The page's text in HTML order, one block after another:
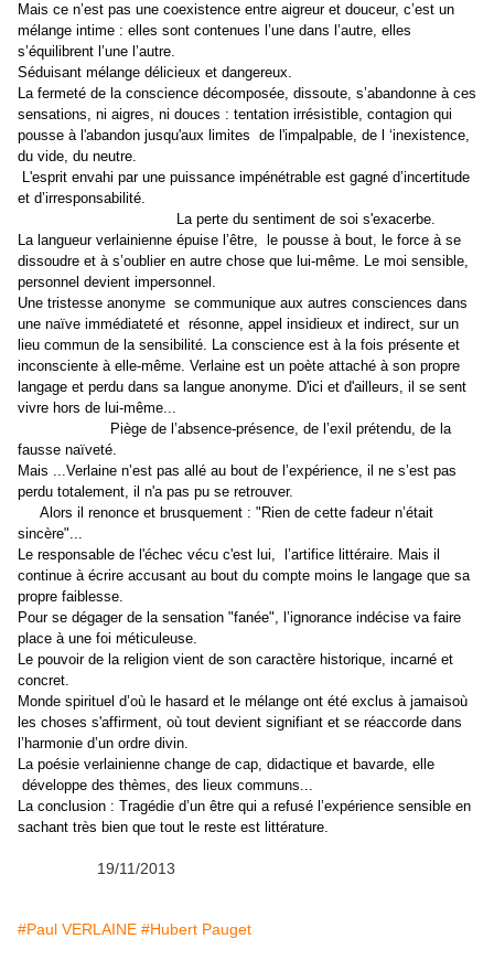
Mais ce n’est pas une coexistence entre aigreur et douceur, c’est un
mélange intime : elles sont contenues l’une dans l’autre, elles
s’équilibrent l’une l’autre.
Séduisant mélange délicieux et dangereux.
La fermeté de la conscience décomposée, dissoute, s’abandonne à ces
sensations, ni aigres, ni douces : tentation irrésistible, contagion qui
pousse à l'abandon jusqu'aux limites de l'impalpable, de l ‘inexistence,
du vide, du neutre.
L'esprit envahi par une puissance impénétrable est gagné d’incertitude
et d’irresponsabilité.
La perte du sentiment de soi s'exacerbe.
La langueur verlainienne épuise l’être, le pousse à bout, le force à se
dissoudre et à s’oublier en autre chose que lui-même. Le moi sensible,
personnel devient impersonnel.
Une tristesse anonyme se communique aux autres consciences dans
une naïve immédiateté et résonne, appel insidieux et indirect, sur un
lieu commun de la sensibilité. La conscience est à la fois présente et
inconsciente à elle-même. Verlaine est un poète attaché à son propre
langage et perdu dans sa langue anonyme. D'ici et d'ailleurs, il se sent
vivre hors de lui-même...
Piège de l’absence-présence, de l’exil prétendu, de la
fausse naïveté.
Mais ...Verlaine n’est pas allé au bout de l’expérience, il ne s’est pas
perdu totalement, il n'a pas pu se retrouver.
Alors il renonce et brusquement : "Rien de cette fadeur n’était
sincère"...
Le responsable de l'échec vécu c'est lui, l’artifice littéraire. Mais il
continue à écrire accusant au bout du compte moins le langage que sa
propre faiblesse.
Pour se dégager de la sensation "fanée", l’ignorance indécise va faire
place à une foi méticuleuse.
Le pouvoir de la religion vient de son caractère historique, incarné et
concret.
Monde spirituel d’où le hasard et le mélange ont été exclus à jamaisoù
les choses s'affirment, où tout devient signifiant et se réaccorde dans
l’harmonie d’un ordre divin.
La poésie verlainienne change de cap, didactique et bavarde, elle
développe des thèmes, des lieux communs...
La conclusion : Tragédie d’un être qui a refusé l’expérience sensible en
sachant très bien que tout le reste est littérature.
19/11/2013
#Paul VERLAINE #Hubert Pauget